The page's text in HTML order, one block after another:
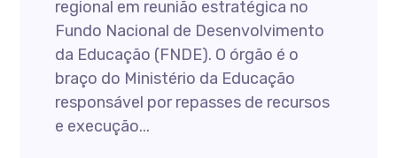
regional em reunião estratégica no
Fundo Nacional de Desenvolvimento
da Educação (FNDE). O órgão é o
braço do Ministério da Educação
responsável por repasses de recursos
e execução...